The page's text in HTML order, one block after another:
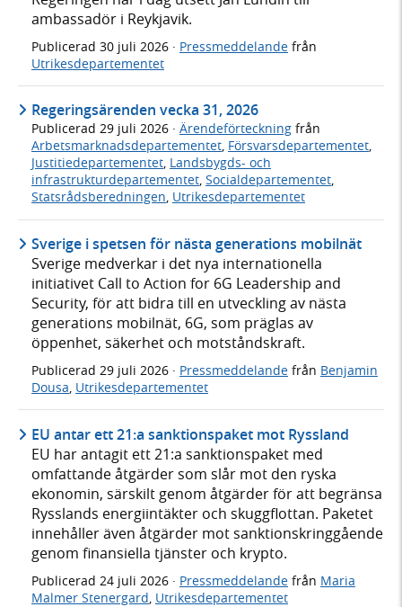
ambassadör i Reykjavik.
Publicerad 30 juli 2026 · Pressmeddelande från
Utrikesdepartementet
Regeringsärenden vecka 31, 2026
Publicerad 29 juli 2026 · Ärendeförteckning från
Arbetsmarknadsdepartementet, Försvarsdepartementet,
Justitiedepartementet, Landsbygds- och
infrastrukturdepartementet, Socialdepartementet,
Statsrådsberedningen, Utrikesdepartementet
Sverige i spetsen för nästa generations mobilnät
Sverige medverkar i det nya internationella
initiativet Call to Action for 6G Leadership and
Security, för att bidra till en utveckling av nästa
generations mobilnät, 6G, som präglas av
öppenhet, säkerhet och motståndskraft.
Publicerad 29 juli 2026 · Pressmeddelande från Benjamin
Dousa, Utrikesdepartementet
EU antar ett 21:a sanktionspaket mot Ryssland
EU har antagit ett 21:a sanktionspaket med
omfattande åtgärder som slår mot den ryska
ekonomin, särskilt genom åtgärder för att begränsa
Rysslands energiintäkter och skuggflottan. Paketet
innehåller även åtgärder mot sanktionskringgående
genom finansiella tjänster och krypto.
Publicerad 24 juli 2026 · Pressmeddelande från Maria
Malmer Stenergard Utrikesdepartementet